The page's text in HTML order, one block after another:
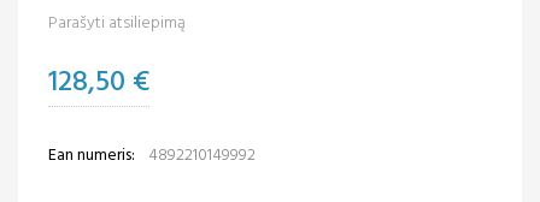
Parašyti atsiliepimą
128,50 €
Ean numeris: 4892210149992